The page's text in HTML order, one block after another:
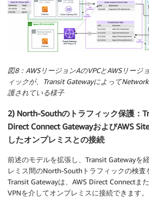
図8：AWSリージョンAのVPCとAWSリージ
ィックが、Transit Gatewayによって
護されている様子
2) North-Southのトラフィック保護：
Direct Connect GatewayおよびAWS
したオンプレミスとの接続
前述のモデルを拡張し、Transit Gatewayを
レミス間のNorth-Southトラフィックの検査
Transit Gatewayは、AWS Direct Connectま
VPNを介してオンプレミスに接続できます。